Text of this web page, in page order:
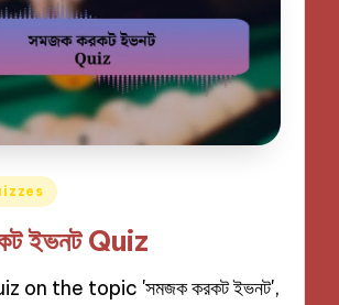
ইভনট Quiz
on the topic 'সমজক করকট ইভনট',